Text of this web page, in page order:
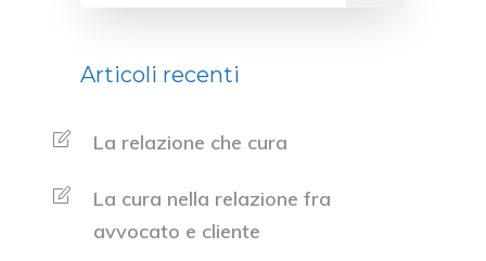
Articoli recenti
La relazione che cura
La cura nella relazione fra
avvocato e cliente